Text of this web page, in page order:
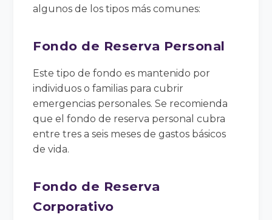
algunos de los tipos más comunes:
Fondo de Reserva Personal
Este tipo de fondo es mantenido por
individuos o familias para cubrir
emergencias personales. Se recomienda
que el fondo de reserva personal cubra
entre tres a seis meses de gastos básicos
de vida.
Fondo de Reserva
Corporativo